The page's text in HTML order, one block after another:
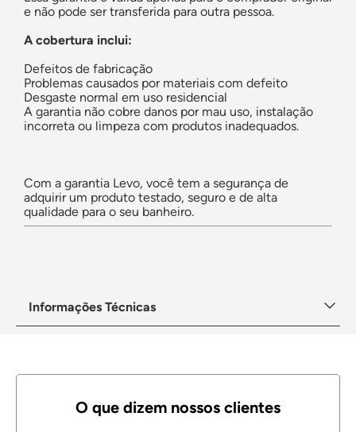
e não pode ser transferida para outra pessoa.
A cobertura inclui:
Defeitos de fabricação
Problemas causados por materiais com defeito
Desgaste normal em uso residencial
A garantia não cobre danos por mau uso, instalação
incorreta ou limpeza com produtos inadequados.
Com a garantia Levo, você tem a segurança de
adquirir um produto testado, seguro e de alta
qualidade para o seu banheiro.
Informações Técnicas